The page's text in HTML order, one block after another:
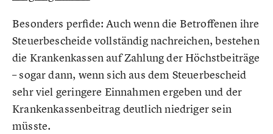
Besonders perfide: Auch wenn die Betroffenen ihre
Steuerbescheide vollständig nachreichen, bestehen
die Krankenkassen auf Zahlung der Höchstbeiträge
– sogar dann, wenn sich aus dem Steuerbescheid
sehr viel geringere Einnahmen ergeben und der
Krankenkassenbeitrag deutlich niedriger sein
müsste.